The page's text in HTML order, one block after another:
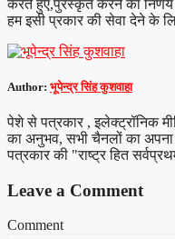
करते हुए,पुरस्कृत करने का
हम इसी प्रकार की सेवा देने के
Author: भूपेन्द्र सिंह कुशवाहा
पेशे से पत्रकार , इलेक्ट्रॉनिक
का अनुभव, सभी चैनलों का अपना
पत्रकार की "राष्ट्र हित
Leave a Comment
Comment